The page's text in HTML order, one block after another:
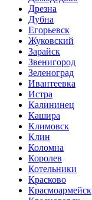
Дрезна
Дубна
Егорьевск
Жуковский
Зарайск
Звенигород
Зеленоград
Ивантеевка
Истра
Калининец
Кашира
Климовск
Клин
Коломна
Королев
Котельники
Красково
Красмоармейск